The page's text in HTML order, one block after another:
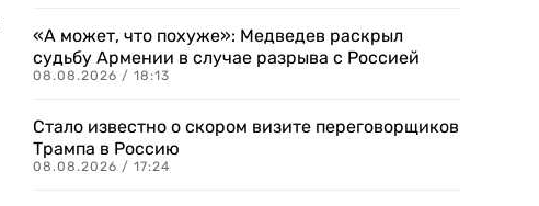
«А может, что похуже»: Медведев раскрыл
судьбу Армении в случае разрыва с Россией
08.08.2026 / 18:13
Стало известно о скором визите переговорщиков
Трампа в Россию
08.08.2026 / 17:24